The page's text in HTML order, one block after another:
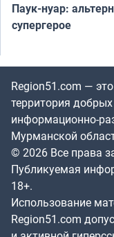
Паук-нуар:
супергерое
Region51.com —
территория
информационно-
Мурманской
© 2026 Все права
Публикуемая
18+.
Использование
Region51.com